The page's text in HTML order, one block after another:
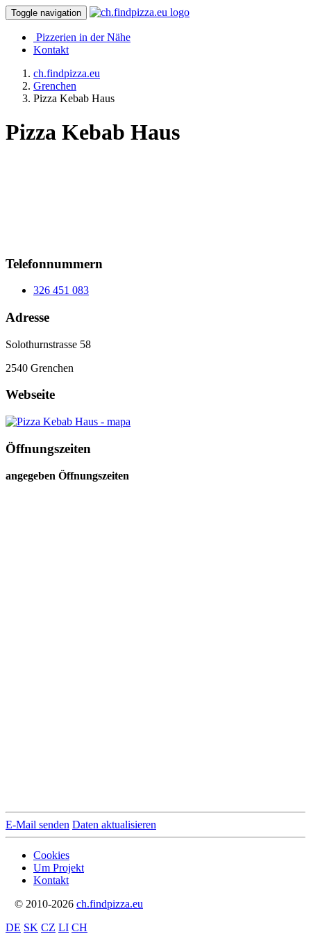
Toggle navigation
Pizzerien in der Nähe
Kontakt
ch.findpizza.eu
Grenchen
Pizza Kebab Haus
Pizza Kebab Haus
Telefonnummern
326 451 083
Adresse
Solothurnstrasse 58
2540 Grenchen
Webseite
Öffnungszeiten
angegeben Öffnungszeiten
E-Mail senden Daten aktualisieren
Cookies
Um Projekt
Kontakt
© 2010-2026 ch.findpizza.eu
DE SK CZ LI CH